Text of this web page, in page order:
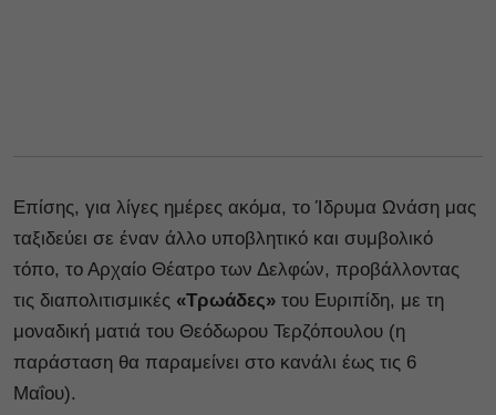
Επίσης, για λίγες ημέρες ακόμα, το Ίδρυμα Ωνάση μας
ταξιδεύει σε έναν άλλο υποβλητικό και συμβολικό
τόπο, το Αρχαίο Θέατρο των Δελφών, προβάλλοντας
τις διαπολιτισμικές «Τρωάδες» του Ευριπίδη, με τη
μοναδική ματιά του Θεόδωρου Τερζόπουλου (η
παράσταση θα παραμείνει στο κανάλι έως τις 6
Μαΐου).